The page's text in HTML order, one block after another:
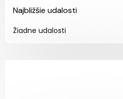
Najbližšie udalosti
Žiadne udalosti